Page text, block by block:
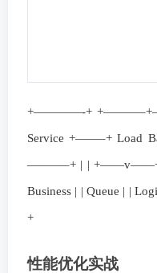
+————-+
Service +——–+
———–+ | | +——v——+
Business | | Queue
+
性能优化实战